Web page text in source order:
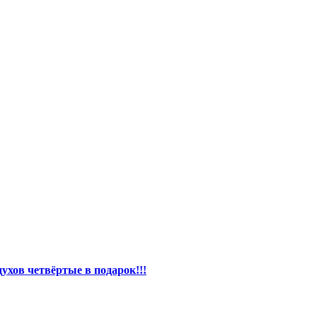
четвёртые в подарок!!!